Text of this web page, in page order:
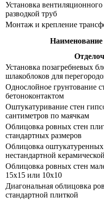
Установка вентиляционного
разводкой труб
Монтаж и крепление
Наименование
Установка позагребневых
шлакоблоков для
Однослойное грунтование
бетоноконтактом
Оштукатуривание стен
сантиметров по маячкам
Облицовка ровных стен
стандартных размеров
Облицовка оштукатуренных
нестандартной
Облицовка ровных стен
15х15 или 10х10
Диагональная облицовка
стандартной плиткой